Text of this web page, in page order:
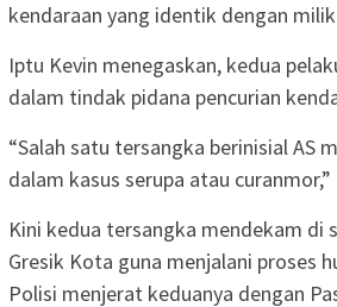
kendaraan yang identik dengan
Iptu Kevin menegaskan, kedua
dalam tindak pidana pencurian
“Salah satu tersangka berinisial AS
dalam kasus serupa atau
Kini kedua tersangka mendekam di
Gresik Kota guna menjalani proses
Polisi menjerat keduanya dengan